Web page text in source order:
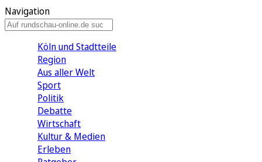
Navigation
Köln und Stadtteile
Region
Aus aller Welt
Sport
Politik
Debatte
Wirtschaft
Kultur & Medien
Erleben